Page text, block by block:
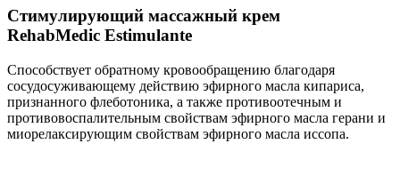
Стимулирующий массажный крем
RehabMedic Estimulante
Способствует обратному кровообращению благодаря
сосудосуживающему действию эфирного масла кипариса,
признанного флеботоника, а также противоотечным и
противовоспалительным свойствам эфирного масла герани и
миорелаксирующим свойствам эфирного масла иссопа.